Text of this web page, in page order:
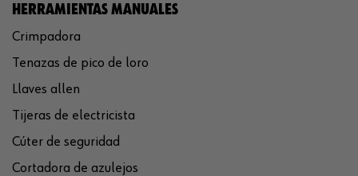
HERRAMIENTAS MANUALES
Crimpadora
Tenazas de pico de loro
Llaves allen
Tijeras de electricista
Cúter de seguridad
Cortadora de azulejos